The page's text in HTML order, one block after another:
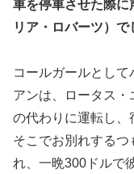
車を停車させた際に
リア・ロバーツ）で
コールガールとし
アンは、ロータス・
の代わりに運転し、
そこでお別れする
れ、一晩300ドルで